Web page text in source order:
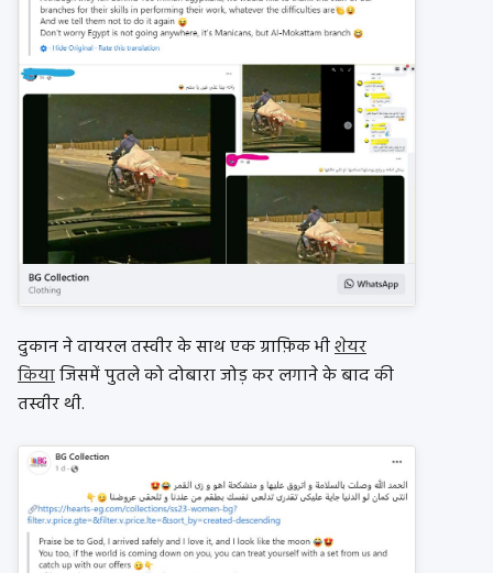
दुकान ने वायरल तस्वीर के साथ एक ग्राफ़िक भीशेयर
कियाजिसमें पुतले को दोबारा जोड़ कर लगाने के बाद की
तस्वीर थी.